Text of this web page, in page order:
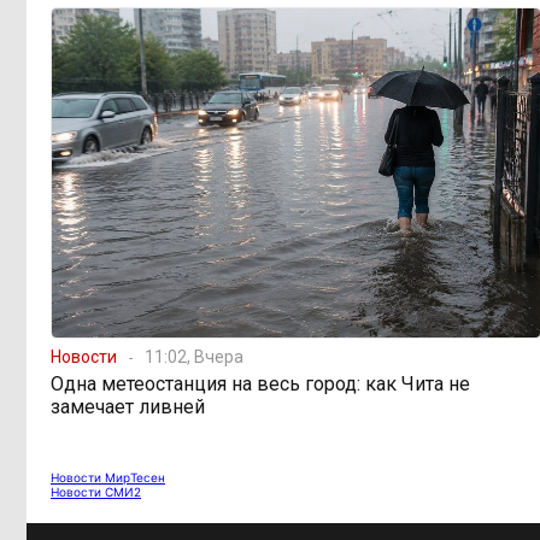
Забайкалье: прогноз синоптиков на
ближайшие выходные
16:58, 6 августа Консультанты
возглавили рейтинг самых
высокооплачиваемых подработок
за смену в ДФО
15:02, 6 августа
«Ждать некогда»:
жители подтопленного Угдана
просят технику, пока чиновники
разводят руками
13:44, 6 августа Правительство РФ
легализует топливо стандарта
Новости 11:02, Вчера
Одна метеостанция на весь город: как Чита не
замечает ливней
Новости МирТесен
Новости СМИ2